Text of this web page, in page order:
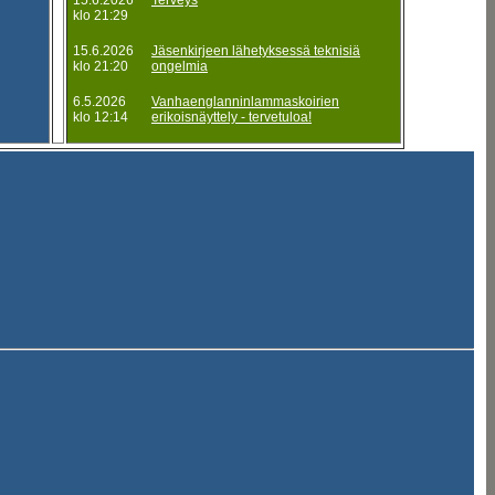
klo 21:29
15.6.2026
klo 21:20
Jäsenkirjeen lähetyksessä teknisiä
ongelmia
6.5.2026
klo 12:14
Vanhaenglanninlammaskoirien
erikoisnäyttely - tervetuloa!